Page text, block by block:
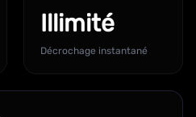
Illimité
Décrochage instantané